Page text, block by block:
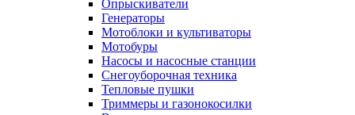
Опрыскиватели
Генераторы
Мотоблоки и культиваторы
Мотобуры
Насосы и насосные станции
Снегоуборочная техника
Тепловые пушки
Триммеры и газонокосилки